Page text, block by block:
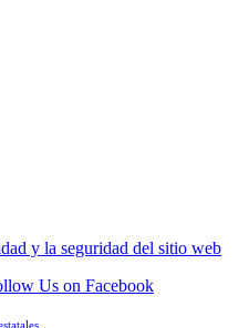
y la seguridad del sitio web
Us on Facebook